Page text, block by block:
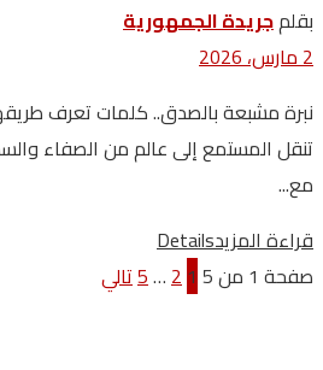
بقلمجريدة الجمهورية
2 مارس، 2026
نبرة مشبعة بالصدق.. كلمات تعرف
تنقل المستمع إلى عالم من الصفاء
مع...
قراءة المزيدDetails
صفحة 1 من 5
1
2
…
5تالي